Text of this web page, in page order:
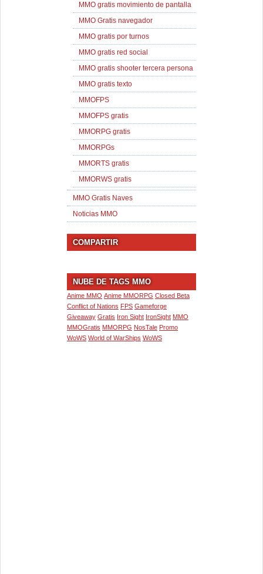
MMO gratis movimiento de pantalla
MMO Gratis navegador
MMO gratis por turnos
MMO gratis red social
MMO gratis shooter tercera persona
MMO gratis texto
MMOFPS
MMOFPS gratis
MMORPG gratis
MMORPGs
MMORTS gratis
MMORWS gratis
MMO Gratis Naves
Noticias MMO
COMPARTIR
NUBE DE TAGS MMO
Anime MMO Anime MMORPG Closed Beta
Conflict of Nations FPS Gameforge
Giveaway Gratis Iron Sight IronSight MMO
MMOGratis MMORPG NosTale Promo
WoWS World of WarShips WoWS